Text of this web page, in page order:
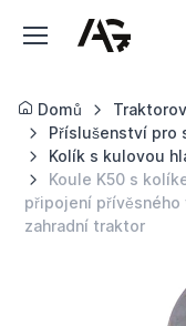
Domů
Příslušenství pro
Kolík s kulovou
Koule K50 s
připojení
zahradní traktor